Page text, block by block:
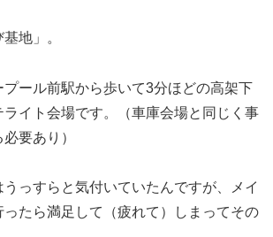
地」。
プール前駅から歩いて3分ほどの高架下
ライト会場です。（車庫会場と同じく事
要あり）
っすらと気付いていたんですが、メイ
ったら満足して（疲れて）しまってその